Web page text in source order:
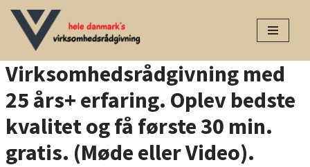
Spring
indhold
Virksomhedsrådgivning med
25 års+ erfaring. Oplev bedste
kvalitet og få første 30 min.
gratis. (Møde eller Video).